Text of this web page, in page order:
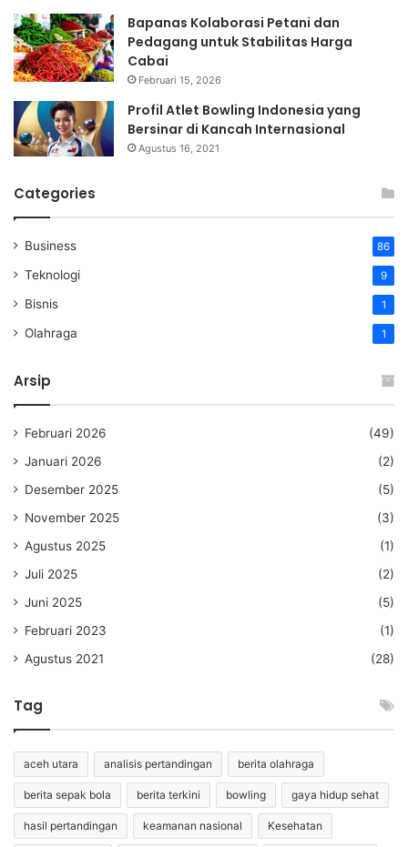
Bapanas Kolaborasi Petani dan
Pedagang untuk Stabilitas Harga
Cabai
Februari 15, 2026
Profil Atlet Bowling Indonesia yang
Bersinar di Kancah Internasional
Agustus 16, 2021
Categories
Business 86
Teknologi 9
Bisnis 1
Olahraga 1
Arsip
Februari 2026
(49)
Januari 2026
(2)
Desember 2025
(5)
November 2025
(3)
Agustus 2025
(1)
Juli 2025
(2)
Juni 2025
(5)
Februari 2023
(1)
Agustus 2021
(28)
Tag
aceh utara analisis pertandingan berita olahraga
berita sepak bola berita terkini bowling gaya hidup sehat
hasil pertandingan keamanan nasional Kesehatan